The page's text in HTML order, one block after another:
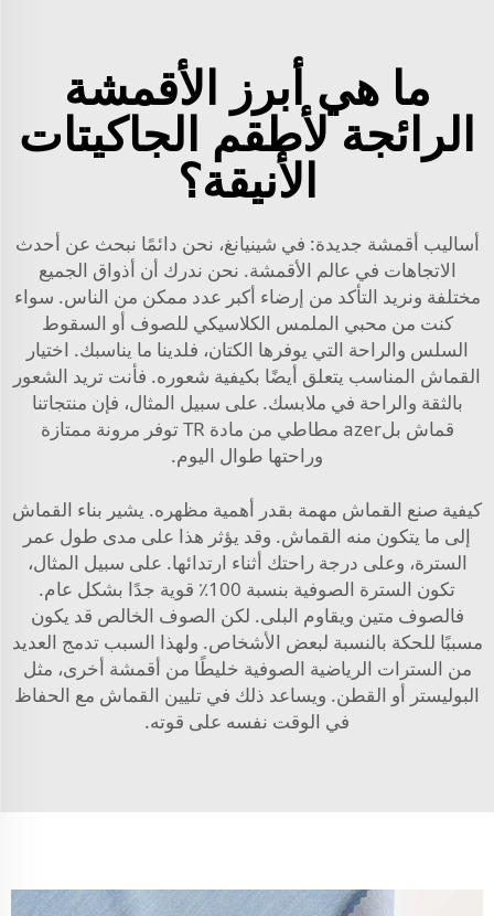
ما هي أبرز الأقمشة
الرائجة لأطقم الجاكيتات
الأنيقة؟
أساليب أقمشة جديدة: في شينيانغ، نحن دائمًا نبحث عن أحدث
الاتجاهات في عالم الأقمشة. نحن ندرك أن أذواق الجميع
مختلفة ونريد التأكد من إرضاء أكبر عدد ممكن من الناس. سواء
كنت من محبي الملمس الكلاسيكي للصوف أو السقوط
السلس والراحة التي يوفرها الكتان، فلدينا ما يناسبك. اختيار
القماش المناسب يتعلق أيضًا بكيفية شعوره. فأنت تريد الشعور
بالثقة والراحة في ملابسك. على سبيل المثال، فإن منتجاتنا
قماش بلazer مطاطي من مادة TR
توفر مرونة ممتازة
وراحتها طوال اليوم.
كيفية صنع القماش مهمة بقدر أهمية مظهره. يشير بناء القماش
إلى ما يتكون منه القماش. وقد يؤثر هذا على مدى طول عمر
السترة، وعلى درجة راحتك أثناء ارتدائها. على سبيل المثال،
تكون السترة الصوفية بنسبة 100٪ قوية جدًا بشكل عام.
فالصوف متين ويقاوم البلى. لكن الصوف الخالص قد يكون
مسببًا للحكة بالنسبة لبعض الأشخاص. ولهذا السبب تدمج العديد
من السترات الرياضية الصوفية خليطًا من أقمشة أخرى، مثل
البوليستر أو القطن. ويساعد ذلك في تليين القماش مع الحفاظ
في الوقت نفسه على قوته.